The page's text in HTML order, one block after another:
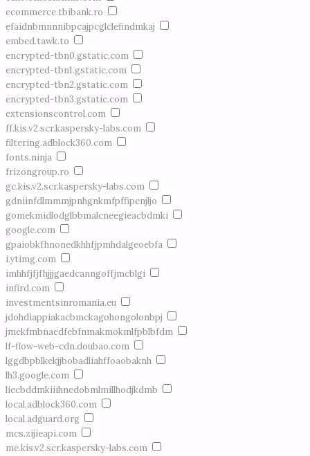
ecommerce.tbibank.ro
efaidnbmnnnibpcajpcglclefindmkaj
embed.tawk.to
encrypted-tbn0.gstatic.com
encrypted-tbn1.gstatic.com
encrypted-tbn2.gstatic.com
encrypted-tbn3.gstatic.com
extensionscontrol.com
ff.kis.v2.scr.kaspersky-labs.com
filtering.adblock360.com
fonts.ninja
frizongroup.ro
gc.kis.v2.scr.kaspersky-labs.com
gdniinfdlmmmjpnhgnkmfpffipenjljo
gomekmidlodglbbmalcneegieacbdmki
google.com
gpaiobkfhnonedkhhfjpmhdalgeoebfa
i.ytimg.com
imhhfjfjfhjjjgaedcanngoffjmcblgi
infird.com
investmentsinromania.eu
jdohdiappiakacbmckagohongolonbpj
jmekfmbnaedfebfnmakmokmlfpblbfdm
lf-flow-web-cdn.doubao.com
lggdbpblkekjjbobadliahffoaobaknh
lh3.google.com
liecbddmkiiihnedobmlmillhodjkdmb
local.adblock360.com
local.adguard.org
mcs.zijieapi.com
me.kis.v2.scr.kaspersky-labs.com